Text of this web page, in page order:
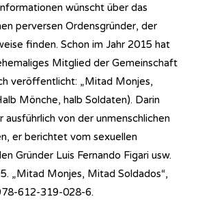
wünscht über das
perversen Ordensgründer, der
finden. Schon im Jahr 2015 hat
Mitglied der Gemeinschaft
veröffentlicht: „Mitad Monjes,
Mönche, halb Soldaten). Darin
ausführlich von der unmenschlichen
er berichtet vom sexuellen
Gründer Luis Fernando Figari usw.
„Mitad Monjes, Mitad Soldados“,
612-319-028-6.